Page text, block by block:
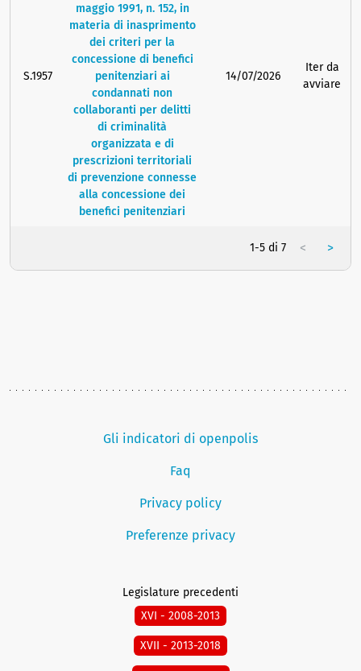
S.1957
maggio 1991, n. 152, in
materia di inasprimento
dei criteri per la
concessione di benefici
penitenziari ai
condannati non
collaboranti per delitti
di criminalità
organizzata e di
prescrizioni territoriali
di prevenzione connesse
alla concessione dei
benefici penitenziari
14/07/2026
Iter da
avviare
1-5 di 7 < >
Gli indicatori di openpolis
Faq
Privacy policy
Preferenze privacy
Legislature precedenti
XVI - 2008-2013
XVII - 2013-2018